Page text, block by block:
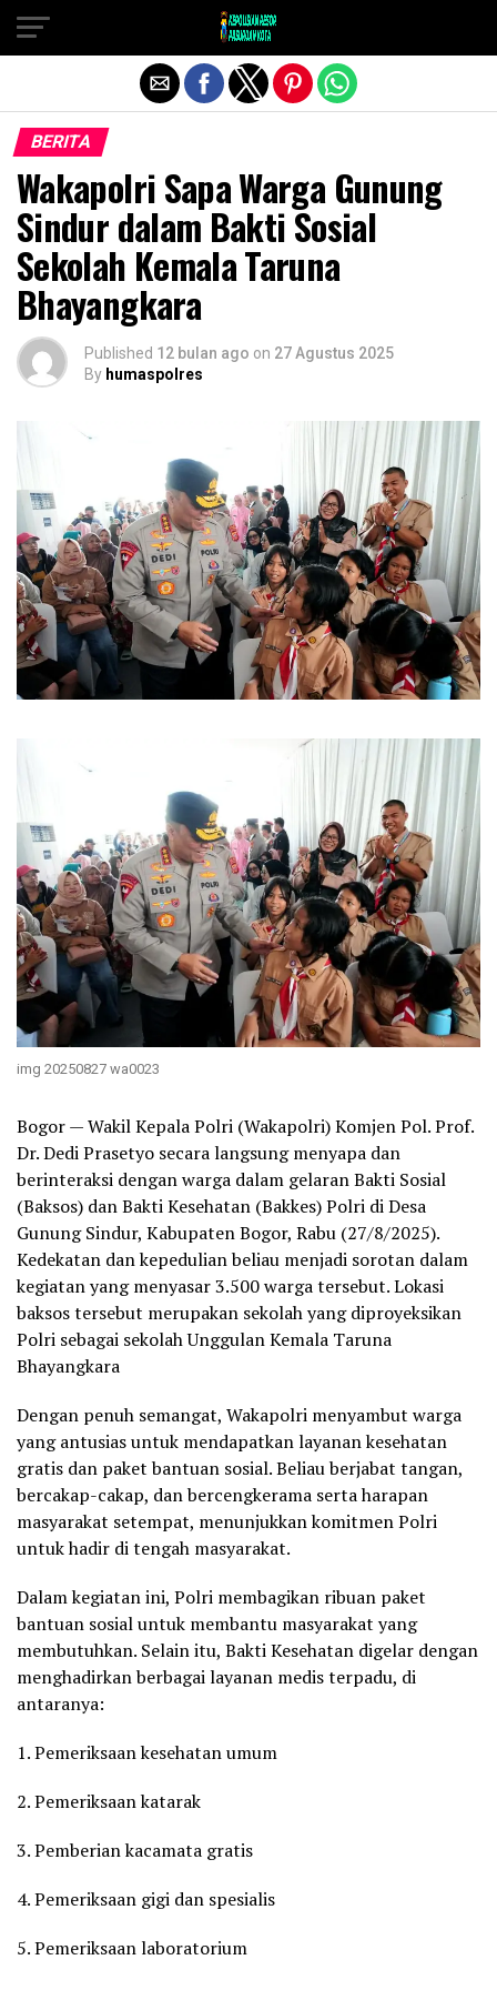
BERITA
Wakapolri Sapa Warga Gunung
Sindur dalam Bakti Sosial
Sekolah Kemala Taruna
Bhayangkara
Published 12 bulan ago on 27 Agustus 2025
By humaspolres
img 20250827 wa0023
Bogor — Wakil Kepala Polri (Wakapolri) Komjen Pol. Prof.
Dr. Dedi Prasetyo secara langsung menyapa dan
berinteraksi dengan warga dalam gelaran Bakti Sosial
(Baksos) dan Bakti Kesehatan (Bakkes) Polri di Desa
Gunung Sindur, Kabupaten Bogor, Rabu (27/8/2025).
Kedekatan dan kepedulian beliau menjadi sorotan dalam
kegiatan yang menyasar 3.500 warga tersebut. Lokasi
baksos tersebut merupakan sekolah yang diproyeksikan
Polri sebagai sekolah Unggulan Kemala Taruna
Bhayangkara
Dengan penuh semangat, Wakapolri menyambut warga
yang antusias untuk mendapatkan layanan kesehatan
gratis dan paket bantuan sosial. Beliau berjabat tangan,
bercakap-cakap, dan bercengkerama serta harapan
masyarakat setempat, menunjukkan komitmen Polri
untuk hadir di tengah masyarakat.
Dalam kegiatan ini, Polri membagikan ribuan paket
bantuan sosial untuk membantu masyarakat yang
membutuhkan. Selain itu, Bakti Kesehatan digelar dengan
menghadirkan berbagai layanan medis terpadu, di
antaranya:
1. Pemeriksaan kesehatan umum
2. Pemeriksaan katarak
3. Pemberian kacamata gratis
4. Pemeriksaan gigi dan spesialis
5. Pemeriksaan laboratorium
Exit mobile version